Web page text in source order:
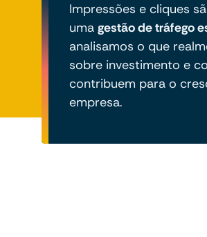
Impressões e cliques
uma gestão de tráfego
analisamos o que
sobre investimento e
contribuem para o
empresa.